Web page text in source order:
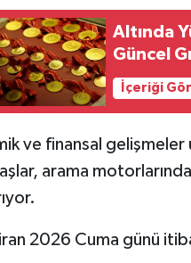
Altında
Güncel
İçeriği
ve finansal
arama
2026 Cuma günü